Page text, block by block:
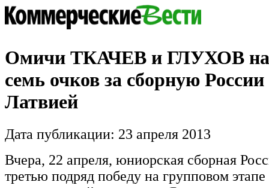
Омичи ТКАЧЕВ и ГЛУХОВ
семь очков за сборную
Латвией
Дата публикации: 23 апреля 2013
Вчера, 22 апреля, юниорская сборная
третью подряд победу на групповом